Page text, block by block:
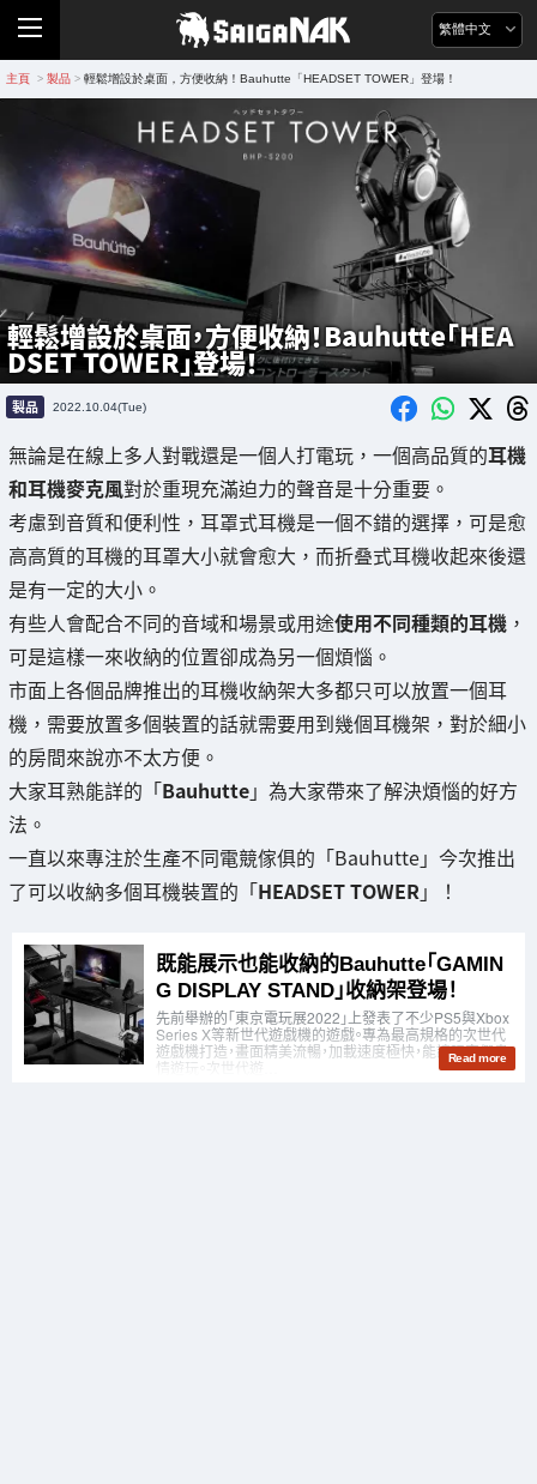
繁體中文
主頁 > 製品 > 輕鬆增設於桌面，方便收納！Bauhutte「HEADSET TOWER」登場！
輕鬆增設於桌面，方便收納！Bauhutte「HEA
DSET TOWER」登場！
製品 2022.10.04(Tue)
無論是在線上多人對戰還是一個人打電玩，一個高品質的耳機
和耳機麥克風對於重現充滿迫力的聲音是十分重要。
考慮到音質和便利性，耳罩式耳機是一個不錯的選擇，可是愈
高高質的耳機的耳罩大小就會愈大，而折叠式耳機收起來後還
是有一定的大小。
有些人會配合不同的音域和場景或用途使用不同種類的耳機 ，
可是這樣一來收納的位置卻成為另一個煩惱。
市面上各個品牌推出的耳機收納架大多都只可以放置一個耳
機，需要放置多個裝置的話就需要用到幾個耳機架，對於細小
的房間來說亦不太方便。
大家耳熟能詳的「Bauhutte」為大家帶來了解決煩惱的好方
法。
一直以來專注於生產不同電競傢俱的「Bauhutte」今次推出
了可以收納多個耳機裝置的「HEADSET TOWER 」！